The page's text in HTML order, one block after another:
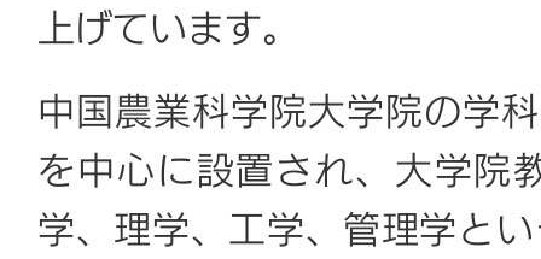
上げています。
中国農業科学院大学院の学
を中心に設置され、大学院
学、理学、工学、管理学と